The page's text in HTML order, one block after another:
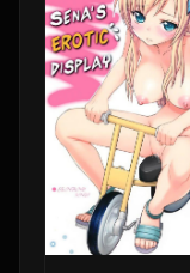
Kawaii Wake